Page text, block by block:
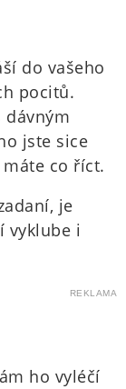
do vašeho
pocitů.
dávným
jste sice
co říct.
je
vyklube i
REKLAMA
ho vyléčí